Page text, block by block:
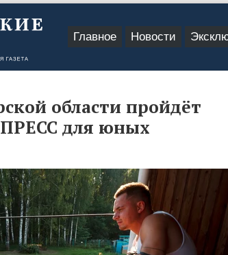
Главное Новости
области пройдёт
для юных